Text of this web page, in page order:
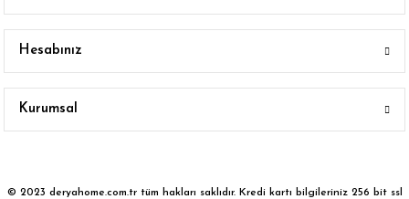
Hesabınız
Kurumsal
© 2023 deryahome.com.tr tüm hakları saklıdır. Kredi kartı bilgileriniz 256 bit ssl